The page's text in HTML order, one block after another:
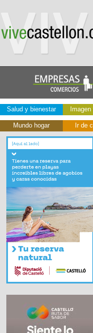
Salud y bienestar
Mundo hogar Ir de